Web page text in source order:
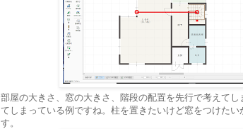
部屋の大きさ、窓の大きさ、階段の配置を先行で考えてし
てしまっている例ですね。柱を置きたいけど窓をつけた
す。